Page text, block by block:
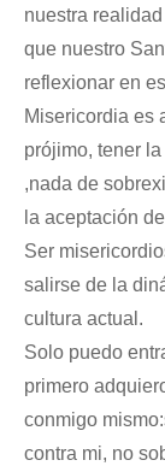
nuestra
que nuestro
reflexionar en
Misericordia es
prójimo, tener
,nada de
la aceptación
Ser
salirse de la
cultura actual.
Solo puedo
primero
conmigo
contra mi, no